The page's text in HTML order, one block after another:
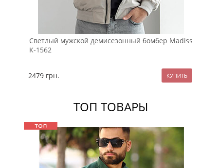
Светлый мужской демисезонный бомбер Madiss
К-1562
2479 грн.
ТОП ТОВАРЫ